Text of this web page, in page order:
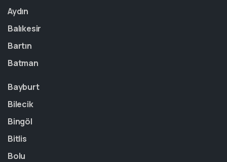
Aydın
Balıkesir
Bartın
Batman
Bayburt
Bilecik
Bingöl
Bitlis
Bolu